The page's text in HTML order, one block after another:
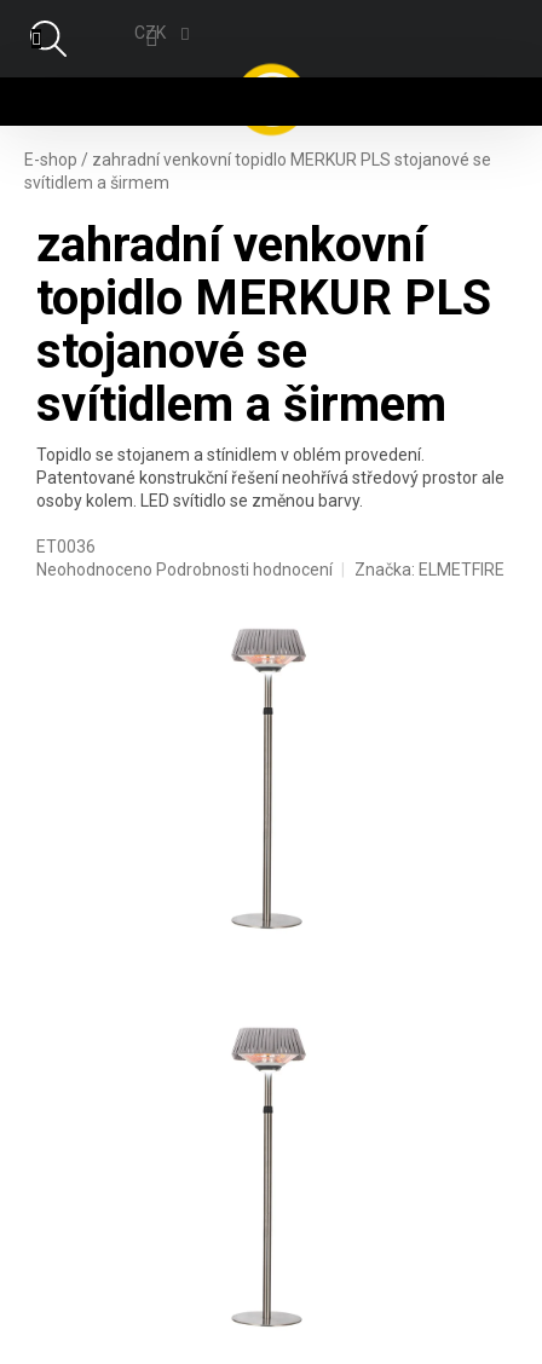
CZK
E-shop / zahradní venkovní topidlo MERKUR PLS stojanové se
svítidlem a širmem
zahradní venkovní
topidlo MERKUR PLS
stojanové se
svítidlem a širmem
Topidlo se stojanem a stínidlem v oblém provedení.
Patentované konstrukční řešení neohřívá středový prostor ale
osoby kolem. LED svítidlo se změnou barvy.
ET0036
Průměrné hodnocení produktu je 0,0 z 5 hvězdiček.
Neohodnoceno Podrobnosti hodnocení Značka: ELMETFIRE